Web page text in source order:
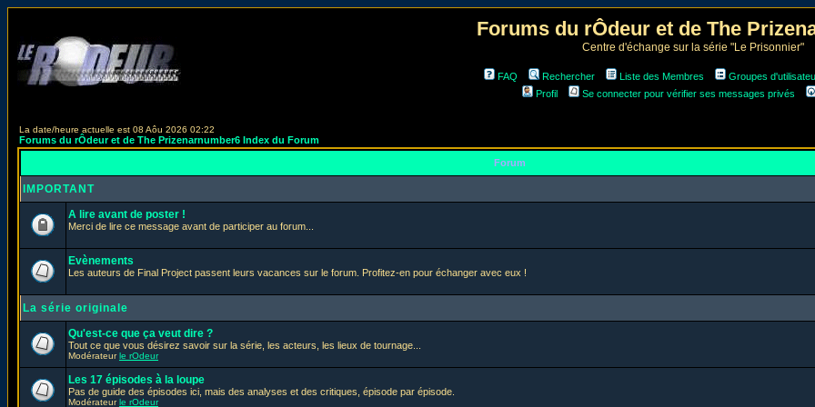
Forums du rÔdeur et de The
Centre d'échange sur la série "Le Prisonnier"
FAQ Rechercher Liste des Membres
Groupes
Profil
Se connecter pour vérifier ses messages privés
La date/heure actuelle est 08 Aôu 2026 02:22
Forums du rÔdeur et de The Prizenarnumber6 Index du Forum
Forum
IMPORTANT
A lire avant de poster !
Merci de lire ce message avant de participer au forum...
Evènements
Les auteurs de Final Project passent leurs vacances sur le forum. Profitez-en pour échanger avec eux !
La série originale
Qu'est-ce que ça veut dire ?
Tout ce que vous désirez savoir sur la série, les acteurs, les lieux de tournage...
Modérateurle rOdeur
Les 17 épisodes à la loupe
Pas de guide des épisodes ici, mais des analyses et des critiques, épisode par épisode.
Modérateurle rOdeur